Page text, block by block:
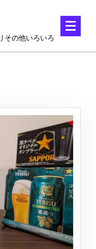
その他いろいろ